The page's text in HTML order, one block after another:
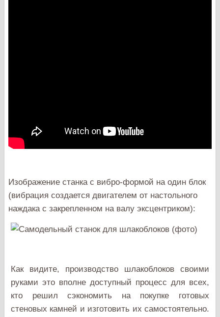
Изображение станка с вибро-формой на один блок
(вибрация создается двигателем от настольного
наждака с закрепленном на валу эксцентриком):
Как видите, производство шлакоблоков своими
руками это вполне доступный процесс для всех,
кто решил сэкономить на покупке готовых
стеновых камней и изготовить их самостоятельно.